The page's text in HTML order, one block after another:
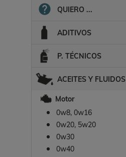
QUIERO ...
ADITIVOS
P. TÉCNICOS
ACEITES Y FLUIDOS
Motor
0w8, 0w16
0w20, 5w20
0w30
0w40